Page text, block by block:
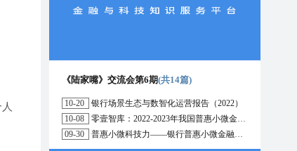
《陆家嘴》交流会第6期(共14篇)
10-20
银行场景生态与数智化运营报告（2022）
10-08
零壹智库：2022-2023年我国普惠小微金融十大趋势展望
09-30
普惠小微科技力——银行普惠小微金融战略与科技解决方案研究报告（2022）